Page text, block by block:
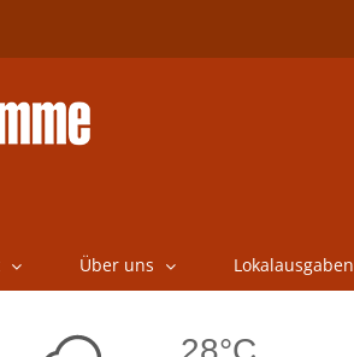
Über uns Lokalausgaben